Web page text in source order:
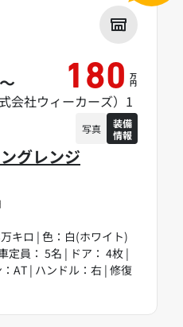
グレンジ
キロ | 色：白(ホワイト)
定員： 5名 | ドア： 4枚 |
AT | ハンドル：右 | 修復
～ 180 万
円
会社ウィーカーズ）1
写真
装備
情報